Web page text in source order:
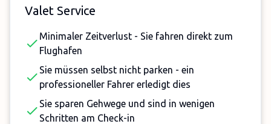
Valet Service
Minimaler Zeitverlust - Sie fahren direkt zum
Flughafen
Sie müssen selbst nicht parken - ein
professioneller Fahrer erledigt dies
Sie sparen Gehwege und sind in wenigen
Schritten am Check-in